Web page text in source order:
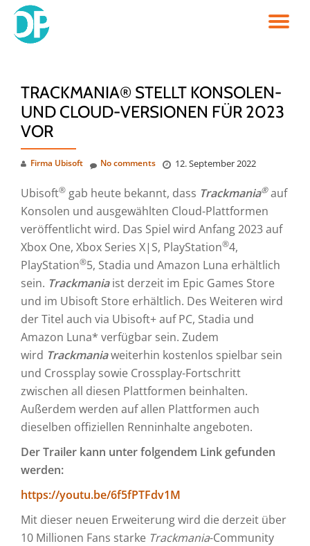
Skip
TRACKMANIA® STELLT KONSOLEN-
UND CLOUD-VERSIONEN FÜR 2023
VOR
Firma Ubisoft 12. September 2022
No comments
Ubisoft® gab heute bekannt, dass Trackmania®auf
Konsolen und ausgewählten Cloud-Plattformen
veröffentlicht wird. Das Spiel wird Anfang 2023 auf
Xbox One, Xbox Series X|S, PlayStation®4,
PlayStation®5, Stadia und Amazon Luna erhältlich
sein. Trackmaniaist derzeit im Epic Games Store
und im Ubisoft Store erhältlich. Des Weiteren wird
der Titel auch via Ubisoft+ auf PC, Stadia und
Amazon Luna* verfügbar sein. Zudem
wird Trackmaniaweiterhin kostenlos spielbar sein
und Crossplay sowie Crossplay-Fortschritt
zwischen all diesen Plattformen beinhalten.
Außerdem werden auf allen Plattformen auch
dieselben offiziellen Renninhalte angeboten.
Der Trailer kann unter folgendem Link gefunden
werden:
https://youtu.be/6f5fPTFdv1M
Mit dieser neuen Erweiterung wird die derzeit über
10 Millionen Fans starke Trackmania-Community